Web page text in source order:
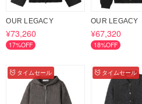
OUR LEGACY
¥73,260
17%OFF
OUR LEGACY
¥67,320
18%OFF
タイムセール タイムセール